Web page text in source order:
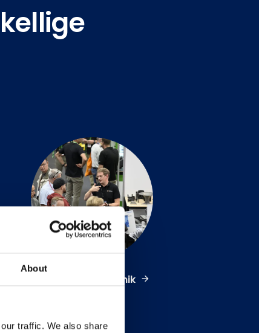
About
traffic. We also share
Transmissionsteknik